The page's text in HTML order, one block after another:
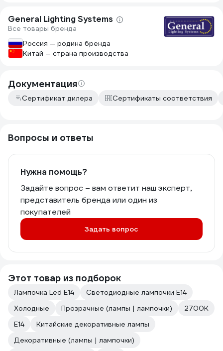
General Lighting Systems
Все товары бренда
Россия — родина бренда
Китай — страна производства
Документация
Сертификат дилера Сертификаты соответствия
Вопросы и ответы
Нужна помощь?
Задайте вопрос – вам ответит наш эксперт,
представитель бренда или один из
покупателей
Задать вопрос
Этот товар из подборок
Лампочка Led E14
Светодиодные лампочки E14
Холодные
Прозрачные (лампы | лампочки)
2700К
Е14
Китайские декоративные лампы
Декоративные (лампы | лампочки)